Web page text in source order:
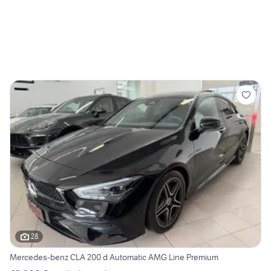
28
Mercedes-benz CLA 200 d Automatic AMG Line Premium